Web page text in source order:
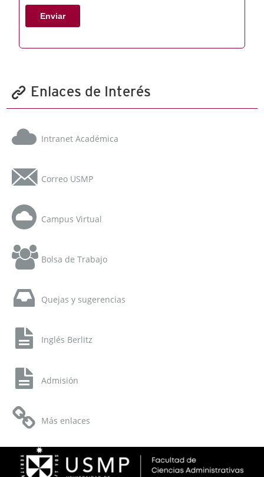
Enlaces de Interés
Intranet Académica
Correo USMP
Campus Virtual
Bolsa de Trabajo
Quejas y sugerencias
Inglés Berlitz
Admisión
Más enlaces